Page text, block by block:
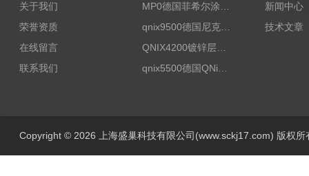
关于我们
荣誉资质
在线留言
联系我们
qnix9500德国尼克斯涂镀层测厚仪
QNIX4200镀锌层测厚
新闻中心
技术文章
Copyright © 2026 上海盛巢科技有限公司(www.sckj17.com) 版权所